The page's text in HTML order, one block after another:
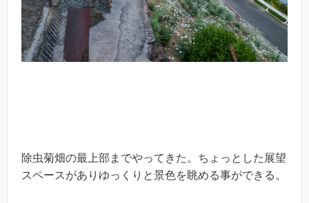
除虫菊畑の最上部までやってきた。ちょっとした展望
スペースがありゆっくりと景色を眺める事ができる。